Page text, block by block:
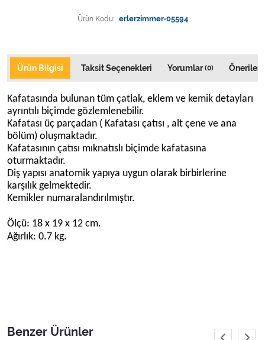
Ürün Kodu: erlerzimmer-05594
Ürün Bilgisi Taksit Seçenekleri Yorumlar(0)
Kafatasında bulunan tüm çatlak, eklem ve kemik detayları
ayrıntılı biçimde gözlemlenebilir.
Kafatası üç parçadan ( Kafatası çatısı , alt çene ve ana
bölüm) oluşmaktadır.
Kafatasının çatısı mıknatıslı biçimde kafatasına
oturmaktadır.
Diş yapısı anatomik yapıya uygun olarak birbirlerine
karşılık gelmektedir.
Kemikler numaralandırılmıştır.
Ölçü: 18 x 19 x 12 cm.
Ağırlık: 0.7 kg.
Benzer Ürünler